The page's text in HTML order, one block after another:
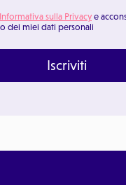
Informativa sulla Privacy e
dei miei dati personali
Iscriviti